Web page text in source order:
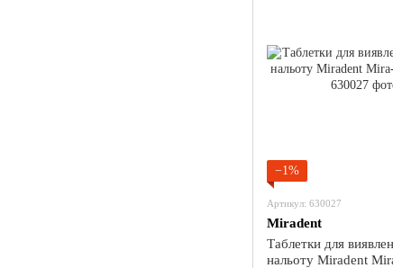
−1%
Артикул: 630027
Miradent
Таблетки для
нальоту Miradent